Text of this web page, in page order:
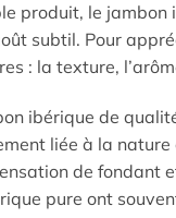
produit, le
subtil. Pour
: la texture,
ibérique de
liée à la
de fondant
pure ont